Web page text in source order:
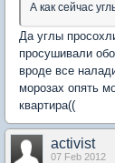
А как сейчас
Да углы
просушивали
вроде все
морозах опять
квартира((
activist
07 Feb 2012